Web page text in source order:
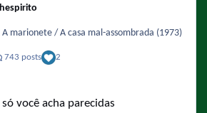
A marionete / A casa mal-assombrada (1973)
743 posts 2
só você acha parecidas